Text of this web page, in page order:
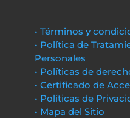
• Términos y
• Política de
Personales
• Políticas de
• Certificado de
• Políticas de
• Mapa del Sitio